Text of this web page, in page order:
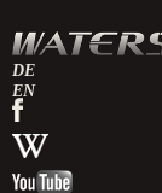
DE
EN
watershow
auf
facebook
watershow
bei
wikipedia
watershow